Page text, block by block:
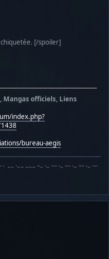
[/spoiler]
Mangas officiels, Liens
index.php?
bureau-aegis
−− ·−− −−− ··− ·− ···· ·− ···· ·− ···· ·− ····